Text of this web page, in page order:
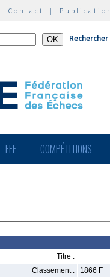
Contact |
FFE COMPÉTITIONS
Titre :
Classement :
1866 F